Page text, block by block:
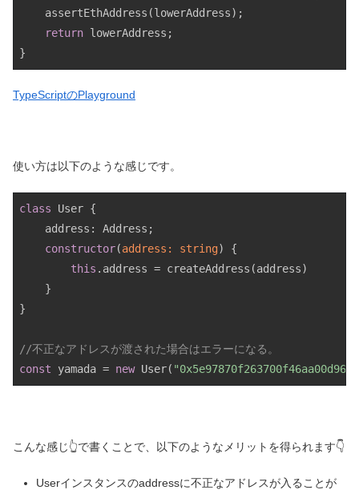
    assertEthAddress(lowerAddress);
return lowerAddress;
TypeScriptのPlayground
使い方は以下のような感じです。
class User {
    address: Address;
constructor(address: string) {
this .address = createAddress(address)
    }
}
//不正なアドレスが渡された場合はエラーになる。
const yamada = new User(
こんな感じ👆で書くことで、以下のようなメリットを得られます👇
Userインスタンスのaddressに不正なアドレスが入ることが